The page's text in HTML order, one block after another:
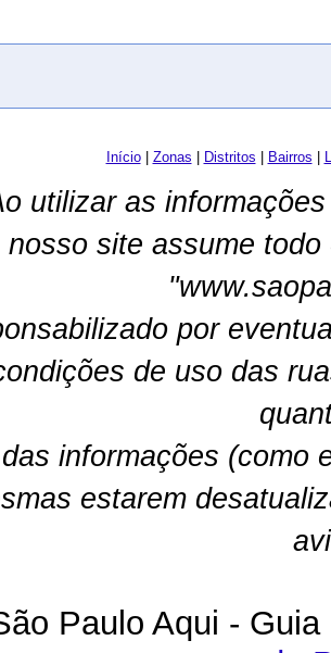
Início| Zonas Distritos Bairros
utilizar as
nosso site assume
por
de uso das
das informações (como
estarem
Paulo Aqui -